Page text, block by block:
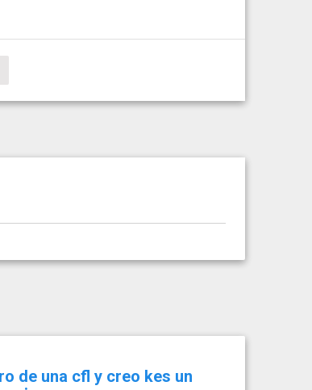
de una cfl y creo kes un